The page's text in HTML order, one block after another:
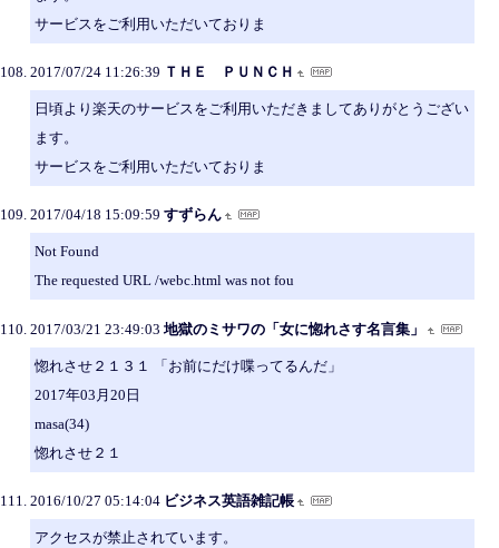
サービスをご利用いただいておりま
2017/07/24 11:26:39 ＴＨＥ ＰＵＮＣＨ
日頃より楽天のサービスをご利用いただきましてありがとうござい
ます。
サービスをご利用いただいておりま
2017/04/18 15:09:59 すずらん
Not Found
The requested URL /webc.html was not fou
2017/03/21 23:49:03 地獄のミサワの「女に惚れさす名言集」
惚れさせ２１３１ 「お前にだけ喋ってるんだ」
2017年03月20日
masa(34)
惚れさせ２１
2016/10/27 05:14:04 ビジネス英語雑記帳
アクセスが禁止されています。